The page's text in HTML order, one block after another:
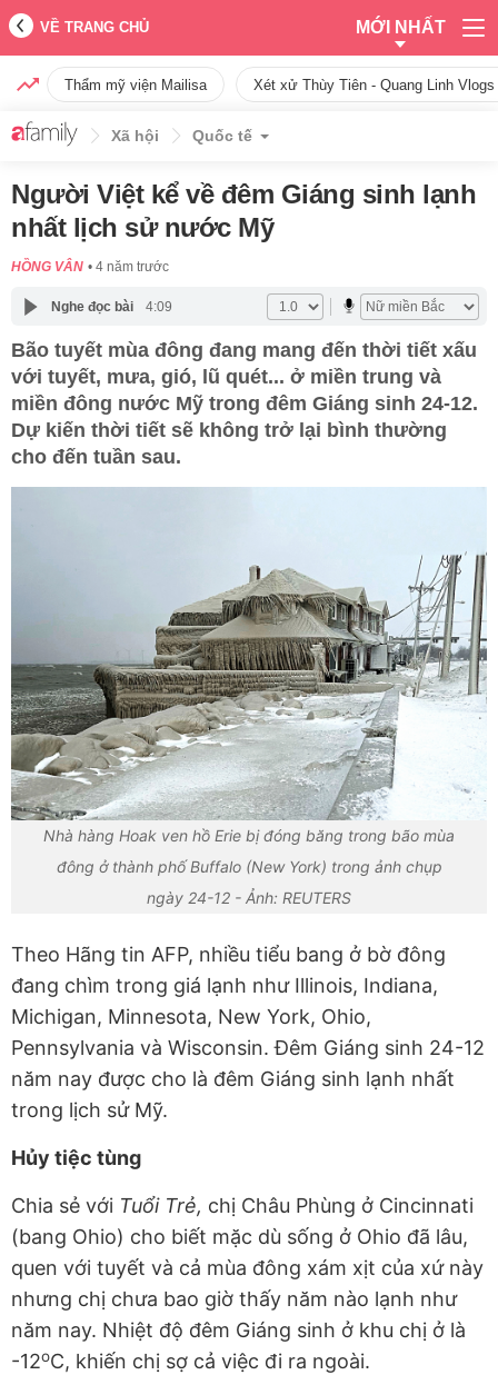
VỀ TRANG CHỦ MỚI NHẤT
Thẩm mỹ viện Mailisa Xét xử Thùy Tiên - Quang Linh
Xã hội Quốc tế
Người Việt kể về đêm Giáng sinh lạnh
nhất lịch sử nước Mỹ
HỒNG VÂN 4 năm trước
Nghe đọc bài 4:09
Bão tuyết mùa đông đang mang đến thời tiết xấu
với tuyết, mưa, gió, lũ quét... ở miền trung và
miền đông nước Mỹ trong đêm Giáng sinh 24-12.
Dự kiến thời tiết sẽ không trở lại bình thường
cho đến tuần sau.
Nhà hàng Hoak ven hồ Erie bị đóng băng trong bão mùa
đông ở thành phố Buffalo (New York) trong ảnh chụp
ngày 24-12 - Ảnh: REUTERS
Theo Hãng tin AFP, nhiều tiểu bang ở bờ đông
đang chìm trong giá lạnh như Illinois, Indiana,
Michigan, Minnesota, New York, Ohio,
Pennsylvania và Wisconsin. Đêm Giáng sinh 24-12
năm nay được cho là đêm Giáng sinh lạnh nhất
trong lịch sử Mỹ.
Hủy tiệc tùng
Chia sẻ với Tuổi Trẻ, chị Châu Phùng ở Cincinnati
(bang Ohio) cho biết mặc dù sống ở Ohio đã lâu,
quen với tuyết và cả mùa đông xám xịt của xứ này
nhưng chị chưa bao giờ thấy năm nào lạnh như
năm nay. Nhiệt độ đêm Giáng sinh ở khu chị ở là
-12oC, khiến chị sợ cả việc đi ra ngoài.